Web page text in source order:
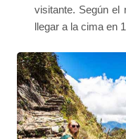
visitante. Según el
llegar a la cima en